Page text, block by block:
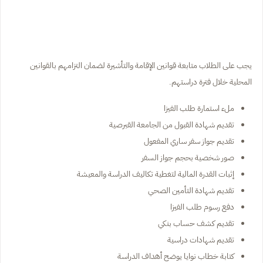
يجب على الطلاب متابعة قوانين الإقامة والتأشيرة لضمان التزامهم بالقوانين
المحلية خلال فترة دراستهم.
ملء استمارة طلب الفيزا
تقديم شهادة القبول من الجامعة القبرصية
تقديم جواز سفر ساري المفعول
صور شخصية بحجم جواز السفر
إثبات القدرة المالية لتغطية تكاليف الدراسة والمعيشة
تقديم شهادة التأمين الصحي
دفع رسوم طلب الفيزا
تقديم كشف حساب بنكي
تقديم شهادات دراسية
كتابة خطاب نوايا يوضح أهداف الدراسة